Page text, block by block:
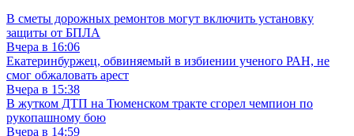
В сметы дорожных ремонтов могут включить установку
защиты от БПЛА
Вчера в 16:06
Екатеринбуржец, обвиняемый в избиении ученого РАН, не
смог обжаловать арест
Вчера в 15:38
В жутком ДТП на Тюменском тракте сгорел чемпион по
рукопашному бою
Вчера в 14:59